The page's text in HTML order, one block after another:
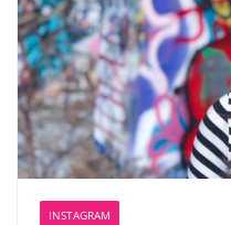
INSTAGRAM